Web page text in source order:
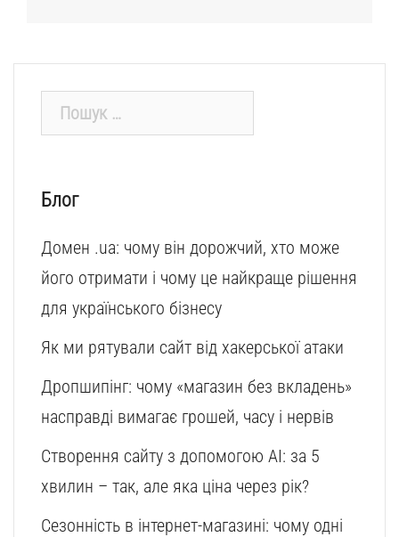
Пошук:
Блог
Домен .ua: чому він дорожчий, хто може
його отримати і чому це найкраще рішення
для українського бізнесу
Як ми рятували сайт від хакерської атаки
Дропшипінг: чому «магазин без вкладень»
насправді вимагає грошей, часу і нервів
Створення сайту з допомогою AI: за 5
хвилин – так, але яка ціна через рік?
Сезонність в інтернет-магазині: чому одні